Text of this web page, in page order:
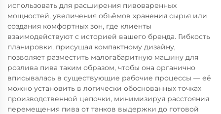
использовать для расширения пивоваренных
мощностей, увеличения объёмов хранения сырья или
создания комфортных зон, где клиенты
взаимодействуют с историей вашего бренда. Гибкость
планировки, присущая компактному дизайну,
позволяет разместить малогабаритную машину для
розлива пива таким образом, чтобы она органично
вписывалась в существующие рабочие процессы — её
можно установить в логически обоснованных точках
производственной цепочки, минимизируя расстояния
перемещения пива от танков выдержки до готовой